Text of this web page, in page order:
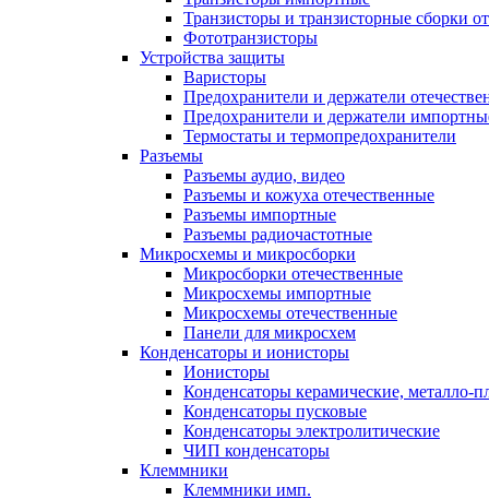
Транзисторы и транзисторные сборки
Фототранзисторы
Устройства защиты
Варисторы
Предохранители и держатели
Предохранители и держатели
Термостаты и термопредохранители
Разъемы
Разъемы аудио, видео
Разъемы и кожуха отечественные
Разъемы импортные
Разъемы радиочастотные
Микросхемы и микросборки
Микросборки отечественные
Микросхемы импортные
Микросхемы отечественные
Панели для микросхем
Конденсаторы и ионисторы
Ионисторы
Конденсаторы керамические, металло-
Конденсаторы пусковые
Конденсаторы электролитические
ЧИП конденсаторы
Клеммники
Клеммники имп.